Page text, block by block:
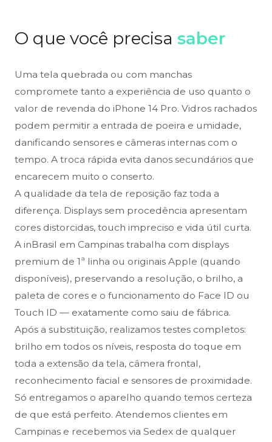
O que você precisa saber
Uma tela quebrada ou com manchas
compromete tanto a experiência de uso quanto o
valor de revenda do iPhone 14 Pro. Vidros rachados
podem permitir a entrada de poeira e umidade,
danificando sensores e câmeras internas com o
tempo. A troca rápida evita danos secundários que
encarecem muito o conserto.
A qualidade da tela de reposição faz toda a
diferença. Displays sem procedência apresentam
cores distorcidas, touch impreciso e vida útil curta.
A inBrasil em Campinas trabalha com displays
premium de 1ª linha ou originais Apple (quando
disponíveis), preservando a resolução, o brilho, a
paleta de cores e o funcionamento do Face ID ou
Touch ID — exatamente como saiu de fábrica.
Após a substituição, realizamos testes completos:
brilho em todos os níveis, resposta do toque em
toda a extensão da tela, câmera frontal,
reconhecimento facial e sensores de proximidade.
Só entregamos o aparelho quando temos certeza
de que está perfeito. Atendemos clientes em
Campinas e recebemos via Sedex de qualquer